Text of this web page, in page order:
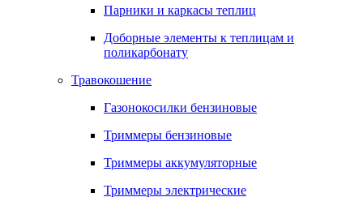
Парники и каркасы теплиц
Доборные элементы к теплицам и
поликарбонату
Травокошение
Газонокосилки бензиновые
Триммеры бензиновые
Триммеры аккумуляторные
Триммеры электрические